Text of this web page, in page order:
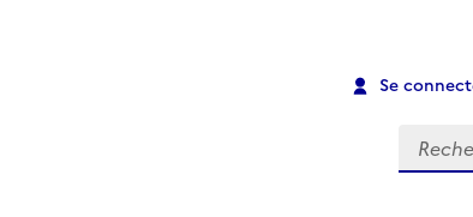
Se